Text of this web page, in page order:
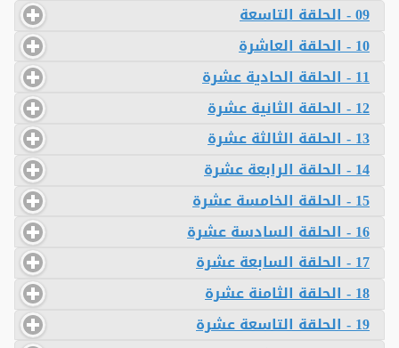
09 - الحلقة التاسعة
10 - الحلقة العاشرة
11 - الحلقة الحادية عشرة
12 - الحلقة الثانية عشرة
13 - الحلقة الثالثة عشرة
14 - الحلقة الرابعة عشرة
15 - الحلقة الخامسة عشرة
16 - الحلقة السادسة عشرة
17 - الحلقة السابعة عشرة
18 - الحلقة الثامنة عشرة
19 - الحلقة التاسعة عشرة